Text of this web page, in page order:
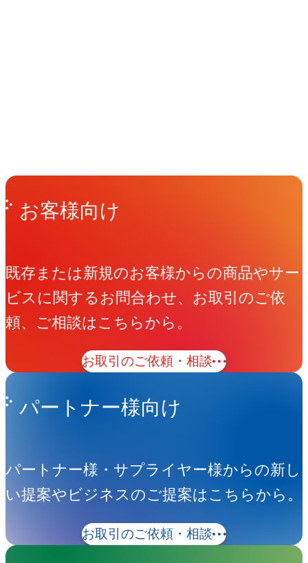
Get in Touchお問い合わせ
お客様向け
既存または新規のお客様からの商品やサー
ビスに関するお問合わせ、お取引のご依
頼、ご相談はこちらから。
お取引のご依頼・相談
パートナー様向け
パートナー様・サプライヤー様からの新し
い提案やビジネスのご提案はこちらから。
お取引のご依頼・相談